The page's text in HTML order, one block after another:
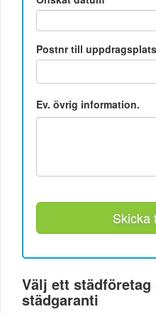
Postnr till uppdragsplats
Ev. övrig information.
Skicka
Välj ett
städgaranti